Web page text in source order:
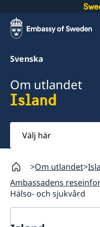
Svenska
Om utlandet
Island
Välj
här
Om utlandet
Ambassadens
Hälso- och sjukvård